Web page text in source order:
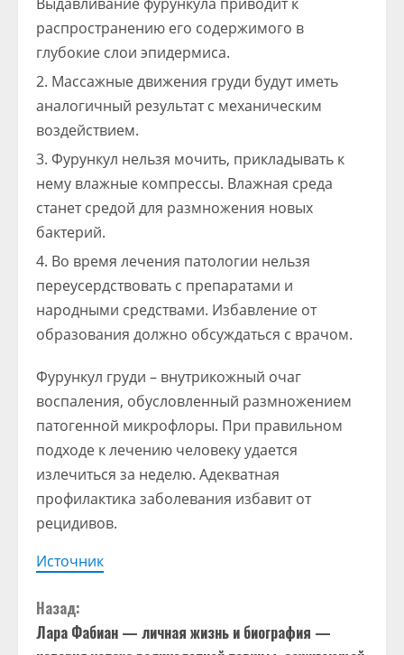
распространению его содержимого в
глубокие слои эпидермиса.
Массажные движения груди будут иметь
аналогичный результат с механическим
воздействием.
Фурункул нельзя мочить, прикладывать к
нему влажные компрессы. Влажная среда
станет средой для размножения новых
бактерий.
Во время лечения патологии нельзя
переусердствовать с препаратами и
народными средствами. Избавление от
образования должно обсуждаться с врачом.
Фурункул груди – внутрикожный очаг
воспаления, обусловленный размножением
патогенной микрофлоры. При правильном
подходе к лечению человеку удается
излечиться за неделю. Адекватная
профилактика заболевания избавит от
рецидивов.
Источник
П
Назад:
Лара Фабиан — личная жизнь и биография —